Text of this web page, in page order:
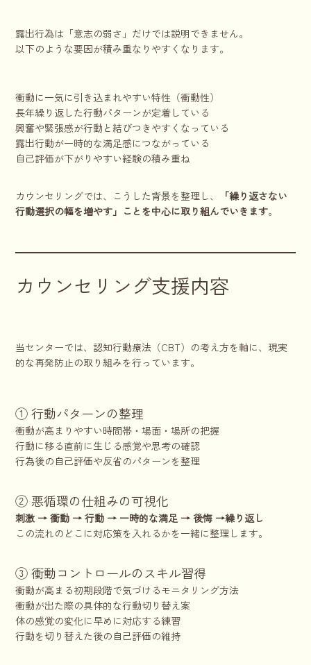
露出行為は「意志の弱さ」だけでは説明できません。
以下のような要因が積み重なりやすくなります。
衝動に一気に引き込まれやすい特性（衝動性）
長年繰り返した行動パターンが定着している
興奮や緊張感が行動と結びつきやすくなっている
露出行動が一時的な満足感につながっている
自己評価が下がりやすい経験の積み重ね
カウンセリングでは、こうした背景を整理し、
「繰り返さない
行動選択の幅を増やす」ことを中心に取り組んでいきます。
カウンセリング支援内容
当センターでは、認知行動療法（CBT）の考え方を軸に、現実
的な再発防止の取り組みを行っています。
① 行動パターンの整理
衝動が高まりやすい時間帯・場面・場所の把握
行動に移る直前に生じる感覚や思考の確認
行為後の自己評価や反省のパターンを整理
② 悪循環の仕組みの可視化
刺激 → 衝動 → 行動 → 一時的な満足 → 後悔 →繰り返し
この流れのどこに対応策を入れるかを一緒に整理します。
③ 衝動コントロールのスキル習得
衝動が高まる初期段階で気づけるモニタリング方法
衝動が出た際の具体的な行動切り替え案
体の感覚の変化に早めに対応する練習
行動を切り替えた後の自己評価の維持